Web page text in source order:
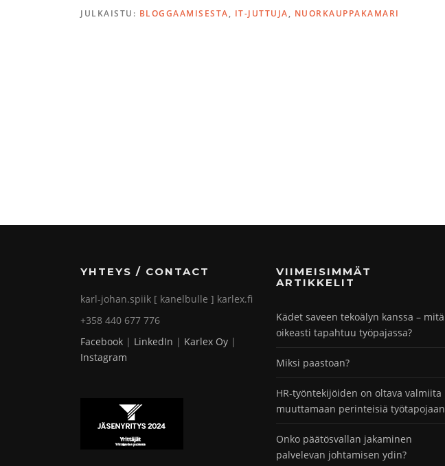
JULKAISTU: BLOGGAAMISESTA, IT-JUTTUJA, NUORKAUPPAKAMARI
YHTEYS / CONTACT
karl-johan.spiik [ kanelbulle ] karlex.fi
+358 440 677 776
Facebook | LinkedIn | Karlex Oy |
Instagram
VIIMEISIMMÄT
ARTIKKELIT
Kädet saveen tekoälyn kanssa – mitä
oikeasti tapahtuu työpajassa?
Miksi paastoan?
HR-työntekijöiden on oltava valmiita
muuttamaan perinteisiä työtapojaan
Onko päätösvallan jakaminen
palvelevan johtamisen ydin?